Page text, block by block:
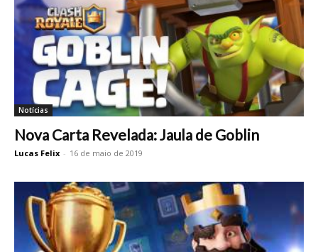
Notícias
Nova Carta Revelada: Jaula de Goblin
Lucas Felix - 16 de maio de 2019